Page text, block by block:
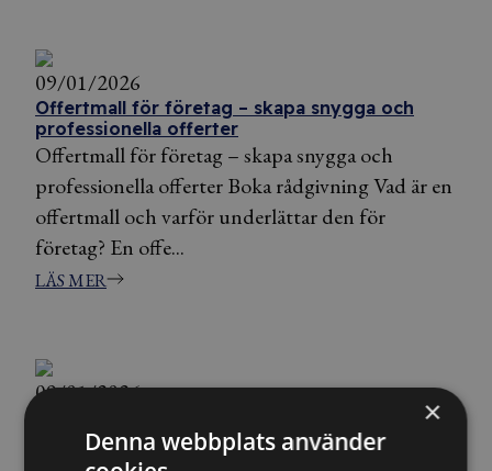
09/01/2026
Offertmall för företag – skapa snygga och
professionella offerter
Offertmall för företag – skapa snygga och
professionella offerter Boka rådgivning Vad är en
offertmall och varför underlättar den för
företag? En offe...
LÄS MER
09/01/2026
fast pris
Samarbetsavtal som stärker affären och
×
Denna webbplats använder